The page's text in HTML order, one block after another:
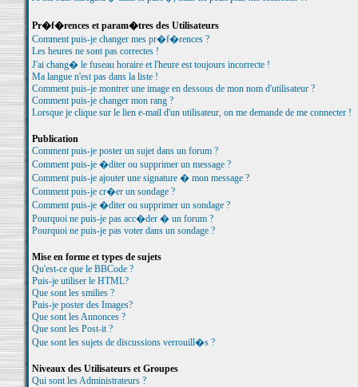
Pr�f�rences et param�tres des Utilisateurs
Comment puis-je changer mes pr�f�rences ?
Les heures ne sont pas correctes !
J'ai chang� le fuseau horaire et l'heure est toujours incorrecte !
Ma langue n'est pas dans la liste !
Comment puis-je montrer une image en dessous de mon nom d'utilisateur ?
Comment puis-je changer mon rang ?
Lorsque je clique sur le lien e-mail d'un utilisateur, on me demande de me connecter !
Publication
Comment puis-je poster un sujet dans un forum ?
Comment puis-je �diter ou supprimer un message ?
Comment puis-je ajouter une signature � mon message ?
Comment puis-je cr�er un sondage ?
Comment puis-je �diter ou supprimer un sondage ?
Pourquoi ne puis-je pas acc�der � un forum ?
Pourquoi ne puis-je pas voter dans un sondage ?
Mise en forme et types de sujets
Qu'est-ce que le BBCode ?
Puis-je utiliser le HTML?
Que sont les smilies ?
Puis-je poster des Images?
Que sont les Annonces ?
Que sont les Post-it ?
Que sont les sujets de discussions verrouill�s ?
Niveaux des Utilisateurs et Groupes
Qui sont les Administrateurs ?